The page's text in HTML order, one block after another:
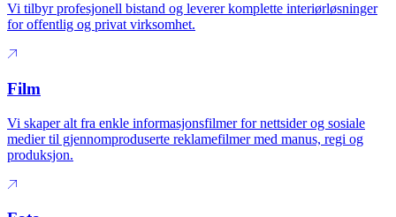
Vi tilbyr profesjonell bistand og leverer komplette interiørløsninger
for offentlig og privat virksomhet.
Film
Vi skaper alt fra enkle informasjonsfilmer for nettsider og sosiale
medier til gjennomproduserte reklamefilmer med manus, regi og
produksjon.